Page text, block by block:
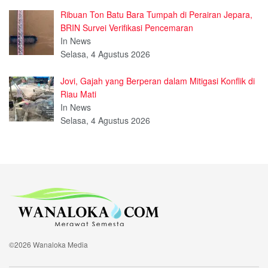
Ribuan Ton Batu Bara Tumpah di Perairan Jepara,
BRIN Survei Verifikasi Pencemaran
In News
Selasa, 4 Agustus 2026
Jovi, Gajah yang Berperan dalam Mitigasi Konflik di
Riau Mati
In News
Selasa, 4 Agustus 2026
©2026 Wanaloka Media